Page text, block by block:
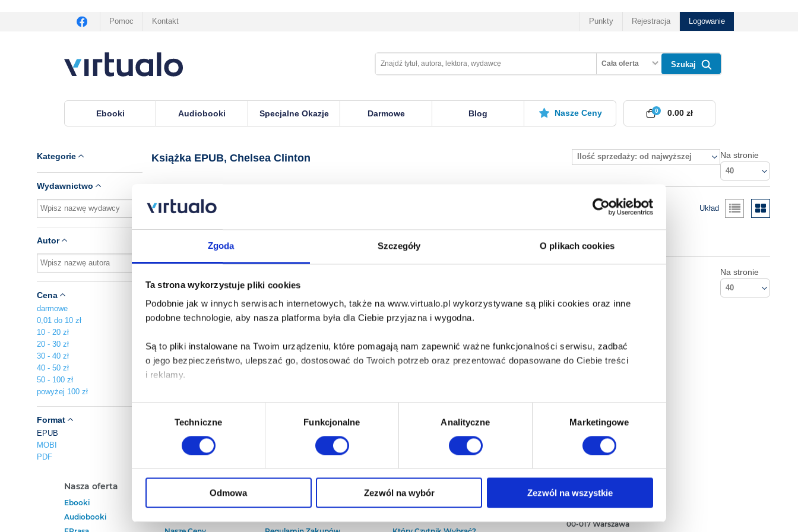
Zgoda Szczegóły O plikach cookies
Ta strona wykorzystuje pliki cookies
Podobnie jak w innych serwisach internetowych, także na www.virtualo.pl wykorzystywane są pliki cookies oraz inne
podobne technologie, aby nasza platforma była dla Ciebie przyjazna i wygodna.
Są to pliki instalowane na Twoim urządzeniu, które pomagają nam zapewnić ważne funkcjonalności serwisu, zadbać
o jego bezpieczeństwo, ulepszać go, dostosować do Twoich potrzeb oraz prezentować dopasowane do Ciebie treści
i reklamy.
Poza plikami, które są nam niezbędne do prawidłowego i bezpiecznego działania serwisu - są także takie, które wymagają
Twojej zgody.
Każda udzielona zgoda poprawi Twoje doświadczenia jeśli jesteś naszym Użytkownikiem.
Wybór
Techniczne Funkcjonalne Analityczne Marketingowe
Odmowa Zezwól na wybór Zezwól na wszystkie
Pomoc Kontakt Punkty Rejestracja Logowanie
Cała oferta Szukaj
Ebooki Audiobooki Specjalne Okazje Darmowe Blog Nasze Ceny 0
0.00 zł
Kategorie
Wydawnictwo
Autor
Cena
darmowe
0,01 do 10 zł
10 - 20 zł
20 - 30 zł
30 - 40 zł
40 - 50 zł
50 - 100 zł
powyżej 100 zł
Format
EPUB
MOBI
PDF
Książka EPUB, Chelsea Clinton Ilość sprzedaży: od najwyższej Na stronie
40
Układ
Na stronie
40
Nasza oferta
Ebooki
Audiobooki
Baza wiedzy
Empik S.A
00-017 Warszawa